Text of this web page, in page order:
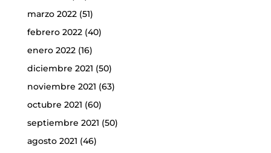
marzo 2022(51)
febrero 2022(40)
enero 2022(16)
diciembre 2021 (50)
noviembre 2021 (63)
octubre 2021 (60)
septiembre 2021 (50)
agosto 2021 (46)